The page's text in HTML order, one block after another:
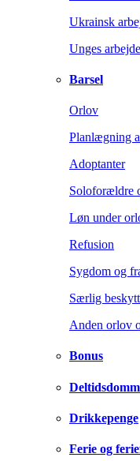
Ukrainsk
Unges arbejde
Barsel
Orlov
Planlægning
Adoptanter
Soloforældre
Løn under
Refusion
Sygdom og
Særlig
Anden orlov
Bonus
Drikkepenge
Ferie og